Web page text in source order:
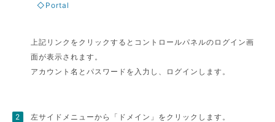
◇Portal
上記リンクをクリックするとコントロールパネルのログイン画
面が表示されます。
アカウント名とパスワードを入力し、ログインします。
左サイドメニューから「ドメイン」をクリックします。